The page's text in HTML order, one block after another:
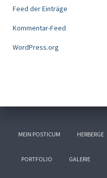
Feed der Einträge
Kommentar-Feed
WordPress.org
MEIN POSTICUM HERBERGE
PORTFOLIO GALERIE